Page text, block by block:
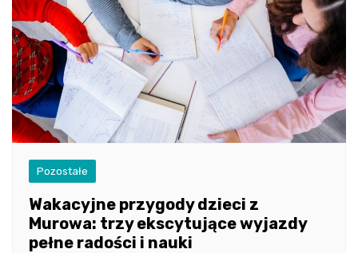
Pozostałe
Wakacyjne przygody dzieci z
Murowa: trzy ekscytujące wyjazdy
pełne radości i nauki